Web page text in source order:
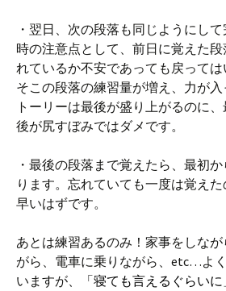
・翌日、次の段落も同じようにし
時の注意点として、前日に覚えた
れているか不安であっても戻って
そこの段落の練習量が増え、力が
トーリーは最後が盛り上がるのに
後が尻すぼみではダメです。
・最後の段落まで覚えたら、最初
ります。忘れていても一度は覚え
早いはずです。
あとは練習あるのみ！家事をしな
がら、電車に乗りながら、etc…よ
いますが、
「寝ても言えるぐらいに